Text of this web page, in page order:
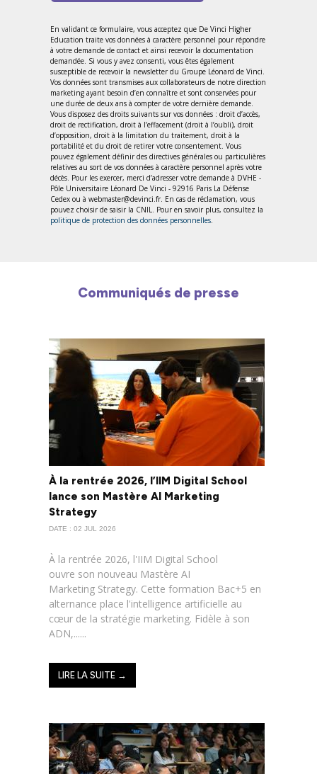
En validant ce formulaire, vous acceptez que De Vinci Higher
Education traite vos données à caractère personnel pour répondre
à votre demande de contact et ainsi recevoir la documentation
demandée. Si vous y avez consenti, vous êtes également
susceptible de recevoir la newsletter du Groupe Léonard de Vinci.
Vos données sont transmises aux collaborateurs de notre direction
marketing ayant besoin d’en connaître et sont conservées pour
une durée de deux ans à compter de votre dernière demande.
Vous disposez des droits suivants sur vos données : droit d’accès,
droit de rectification, droit à l’effacement (droit à l’oubli), droit
d’opposition, droit à la limitation du traitement, droit à la
portabilité et du droit de retirer votre consentement. Vous
pouvez également définir des directives générales ou particulières
relatives au sort de vos données à caractère personnel après votre
décès. Pour les exercer, merci d’adresser votre demande à DVHE -
Pôle Universitaire Léonard De Vinci - 92916 Paris La Défense
Cedex ou à webmaster@devinci.fr. En cas de réclamation, vous
pouvez choisir de saisir la CNIL. Pour en savoir plus, consultez la
politique de protection des données personnelles.
Communiqués de presse
À la rentrée 2026, l’IIM Digital School
lance son Mastère AI Marketing
Strategy
DATE : 02 JUL 2026
À la rentrée 2026, l'IIM Digital School
ouvre son nouveau Mastère AI
Marketing Strategy. Cette formation Bac+5 en
alternance place l'intelligence artificielle au
cœur de la stratégie marketing. Fidèle à son
ADN,......
LIRE LA SUITE →